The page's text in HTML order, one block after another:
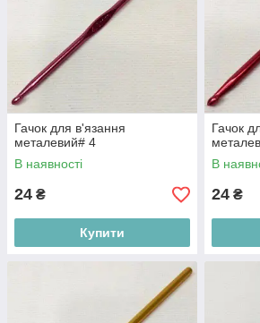
Гачок для в'язання
металевий# 4
В наявності
24 ₴
Купити
Гачок
В
24 ₴